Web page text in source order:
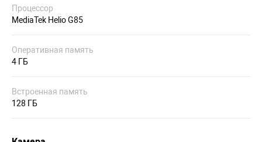
Процессор
MediaTek Helio G85
Оперативная память
4 ГБ
Встроенная память
128 ГБ